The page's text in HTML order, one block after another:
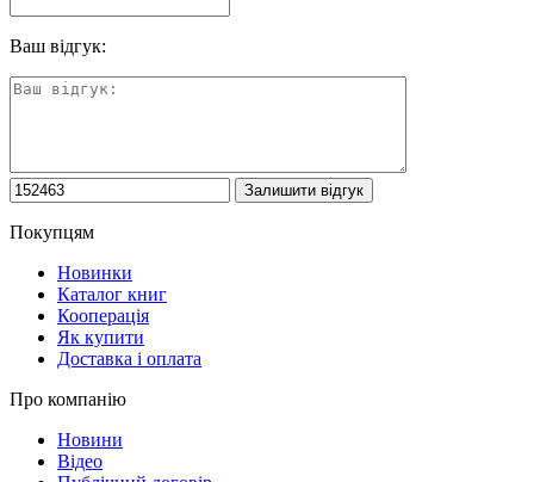
Ваш відгук:
Покупцям
Новинки
Каталог книг
Кооперація
Як купити
Доставка і оплата
Про компанію
Новини
Відео